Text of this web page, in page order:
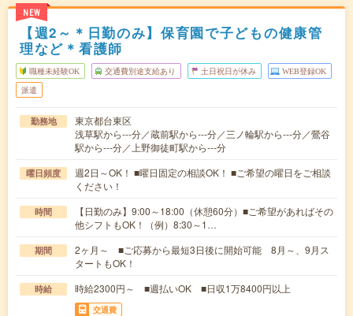
NEW
【週2～＊日勤のみ】保育園で子どもの健康管
理など＊看護師
職種未経験OK 交通費別途支給あり 土日祝日が休み WEB登録OK
派遣
勤務地
東京都台東区
浅草駅から---分／蔵前駅から---分／三ノ輪駅から---分／鶯谷
駅から---分／上野御徒町駅から---分
曜日頻度
週2日～OK！ ■曜日固定の相談OK！ ■ご希望の曜日をご相談
ください！
時間
【日勤のみ】9:00～18:00（休憩60分）■ご希望があればその
他シフトもOK！（例）8:30～1…
期間
2ヶ月～ ■ご応募から最短3日後に開始可能 8月～、9月ス
タートもOK！
時給 時給2300円～ ■週払いOK ■日収1万8400円以上
交通費